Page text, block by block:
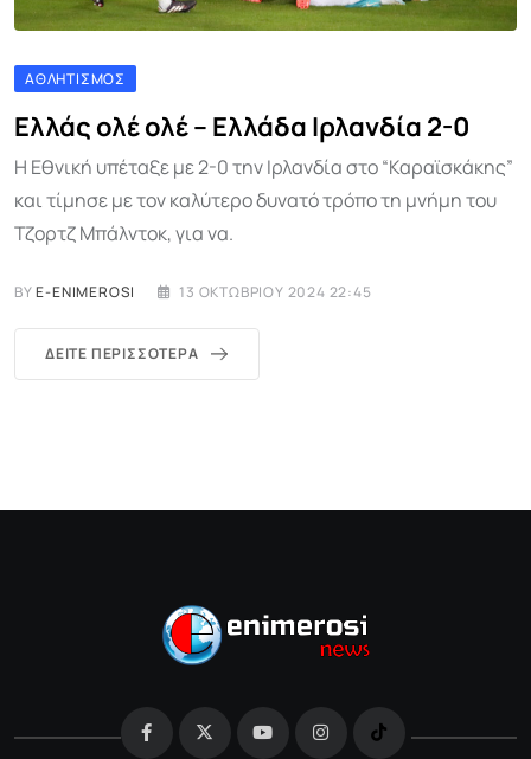
ΑΘΛΗΤΙΣΜΌΣ
Ελλάς ολέ ολέ – Ελλάδα Ιρλανδία 2-0
Η Εθνική υπέταξε με 2-0 την Ιρλανδία στο “Καραϊσκάκης”
και τίμησε με τον καλύτερο δυνατό τρόπο τη μνήμη του
Τζορτζ Μπάλντοκ, για να.
BYE-ENIMEROSI 13 ΟΚΤΩΒΡΊΟΥ 2024 22:45
ΔΕΊΤΕ ΠΕΡΙΣΣΌΤΕΡΑ